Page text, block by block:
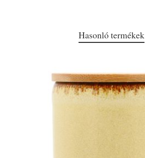
Hasonló termékek